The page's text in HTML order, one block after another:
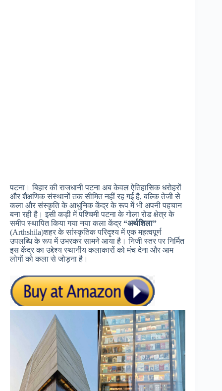
पटना। बिहार की राजधानी पटना अब केवल ऐतिहासिक धरोहरों
और शैक्षणिक संस्थानों तक सीमित नहीं रह गई है, बल्कि तेजी से
कला और संस्कृति के आधुनिक केंद्र के रूप में भी अपनी पहचान
बना रही है। इसी कड़ी में पश्चिमी पटना के गोला रोड क्षेत्र के
समीप स्थापित किया गया नया कला केंद्र “अर्थशिला”
(Arthshila)शहर के सांस्कृतिक परिदृश्य में एक महत्वपूर्ण
उपलब्धि के रूप में उभरकर सामने आया है। निजी स्तर पर निर्मित
इस केंद्र का उद्देश्य स्थानीय कलाकारों को मंच देना और आम
लोगों को कला से जोड़ना है।